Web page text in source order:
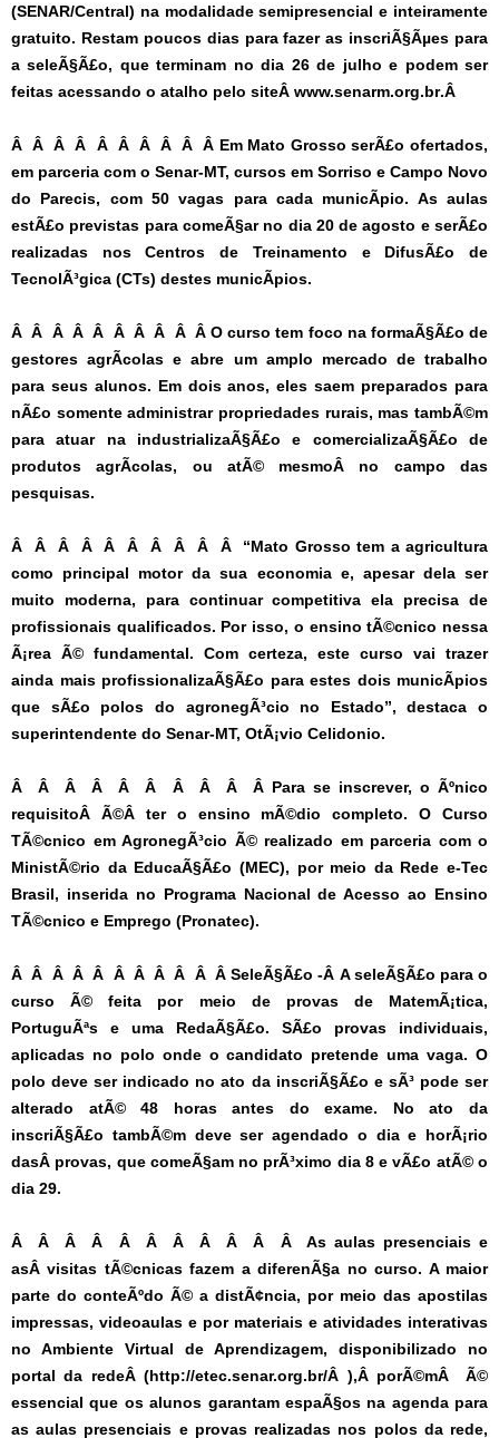
(SENAR/Central) na modalidade semipresencial e inteiramente
gratuito. Restam poucos dias para fazer as inscriÃ§Ãµes para
a seleÃ§Ã£o, que terminam no dia 26 de julho e podem ser
feitas acessando o atalho pelo siteÂ www.senarm.org.br.Â
Â Â Â Â Â Â Â Â Â Â Em Mato Grosso serÃ£o ofertados,
em parceria com o Senar-MT, cursos em Sorriso e Campo Novo
do Parecis, com 50 vagas para cada municÃ­pio. As aulas
estÃ£o previstas para comeÃ§ar no dia 20 de agosto e serÃ£o
realizadas nos Centros de Treinamento e DifusÃ£o de
TecnolÃ³gica (CTs) destes municÃ­pios.
Â Â Â Â Â Â Â Â Â Â O curso tem foco na formaÃ§Ã£o de
gestores agrÃ­colas e abre um amplo mercado de trabalho
para seus alunos. Em dois anos, eles saem preparados para
nÃ£o somente administrar propriedades rurais, mas tambÃ©m
para atuar na industrializaÃ§Ã£o e comercializaÃ§Ã£o de
produtos agrÃ­colas, ou atÃ© mesmoÂ no campo das
pesquisas.
Â Â Â Â Â Â Â Â Â Â “Mato Grosso tem a agricultura
como principal motor da sua economia e, apesar dela ser
muito moderna, para continuar competitiva ela precisa de
profissionais qualificados. Por isso, o ensino tÃ©cnico nessa
Ã¡rea Ã© fundamental. Com certeza, este curso vai trazer
ainda mais profissionalizaÃ§Ã£o para estes dois municÃ­pios
que sÃ£o polos do agronegÃ³cio no Estado”, destaca o
superintendente do Senar-MT, OtÃ¡vio Celidonio.
Â Â Â Â Â Â Â Â Â Â Para se inscrever, o Ãºnico
requisitoÂ Ã©Â ter o ensino mÃ©dio completo. O Curso
TÃ©cnico em AgronegÃ³cio Ã© realizado em parceria com o
MinistÃ©rio da EducaÃ§Ã£o (MEC), por meio da Rede e-Tec
Brasil, inserida no Programa Nacional de Acesso ao Ensino
TÃ©cnico e Emprego (Pronatec).
Â Â Â Â Â Â Â Â Â Â Â SeleÃ§Ã£o -Â A seleÃ§Ã£o para o
curso Ã© feita por meio de provas de MatemÃ¡tica,
PortuguÃªs e uma RedaÃ§Ã£o. SÃ£o provas individuais,
aplicadas no polo onde o candidato pretende uma vaga. O
polo deve ser indicado no ato da inscriÃ§Ã£o e sÃ³ pode ser
alterado atÃ© 48 horas antes do exame. No ato da
inscriÃ§Ã£o tambÃ©m deve ser agendado o dia e horÃ¡rio
dasÂ provas, que comeÃ§am no prÃ³ximo dia 8 e vÃ£o atÃ© o
dia 29.
Â Â Â Â Â Â Â Â Â Â Â As aulas presenciais e
asÂ visitas tÃ©cnicas fazem a diferenÃ§a no curso. A maior
parte do conteÃºdo Ã© a distÃ¢ncia, por meio das apostilas
impressas, videoaulas e por materiais e atividades interativas
no Ambiente Virtual de Aprendizagem, disponibilizado no
portal da redeÂ (http://etec.senar.org.br/Â ),Â porÃ©mÂ Ã©
essencial que os alunos garantam espaÃ§os na agenda para
as aulas presenciais e provas realizadas nos polos da rede,